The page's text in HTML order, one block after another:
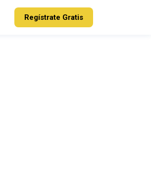
Regístrate Gratis